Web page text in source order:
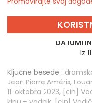
DATUMI
Iz
Ključne besede :
Jean Pierre Améris,
11. oktobra 2023, [cin]